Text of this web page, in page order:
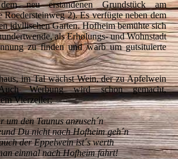
neu erstandenen Grundstück am
Roedersteinweg 2). Es verfügte neben dem
idyllischen Garten. Hofheim bemühte sich
als Erholungs- und Wohnstadt
zu finden und warb um gutsituierte
im Tal wächst Wein, der zu Apfelwein
Werbung wird schon gemacht,
Vierzeiler:
um den Taunus anzuseh´n
Du nicht nach Hofheim geh´n
der Eppelwein ist´s werth
einmal nach Hofheim fährt!